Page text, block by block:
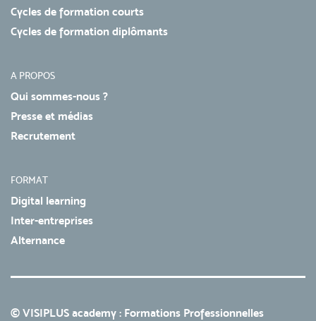
Cycles de formation courts
Cycles de formation diplômants
A PROPOS
Qui sommes-nous ?
Presse et médias
Recrutement
FORMAT
Digital learning
Inter-entreprises
Alternance
© VISIPLUS academy : Formations Professionnelles